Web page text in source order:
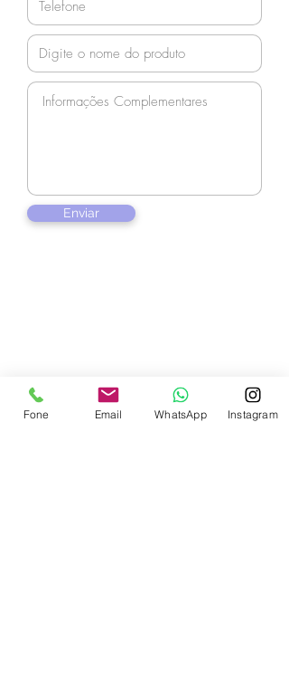
Enviar
Fone Email WhatsApp Instagram